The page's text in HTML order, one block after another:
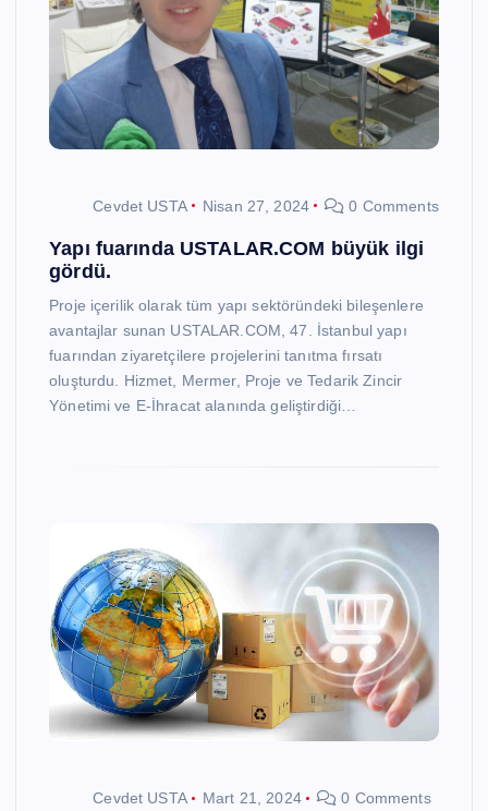
Cevdet USTA Nisan 27, 2024 0 Comments
Yapı fuarında USTALAR.COM büyük ilgi
gördü.
Proje içerilik olarak tüm yapı sektöründeki bileşenlere
avantajlar sunan USTALAR.COM, 47. İstanbul yapı
fuarından ziyaretçilere projelerini tanıtma fırsatı
oluşturdu. Hizmet, Mermer, Proje ve Tedarik Zincir
Yönetimi ve E-İhracat alanında geliştirdiği…
Cevdet USTA Mart 21, 2024 0 Comments